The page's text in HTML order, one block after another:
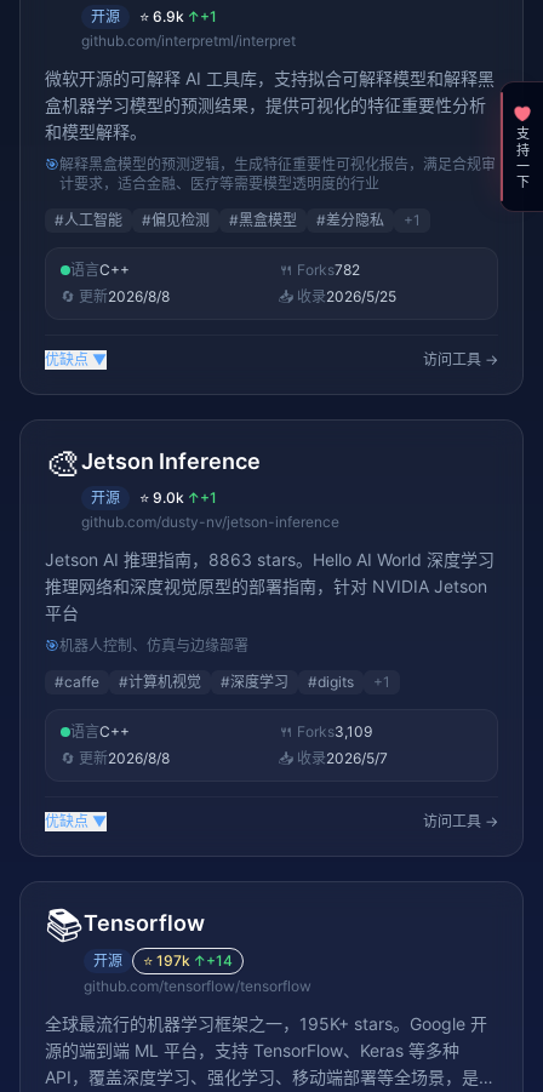
开源 ⭐ 6.9k ↑+1
github.com/interpretml/interpret
微软开源的可解释 AI 工具库，支持拟合可解释模型和解释黑
盒机器学习模型的预测结果，提供可视化的特征重要性分析
和模型解释。
🎯解释黑盒模型的预测逻辑，生成特征重要性可视化报告，满足合规审
计要求，适合金融、医疗等需要模型透明度的行业
#人工智能 #偏见检测 #黑盒模型 #差分隐私 +1
语言C++ 🍴 Forks782
🔄 更新2026/8/8 📥 收录2026/5/25
优缺点 ▼ 访问工具 →
🎨Jetson Inference
开源 ⭐ 9.0k ↑+1
github.com/dusty-nv/jetson-inference
Jetson AI 推理指南，8863 stars。Hello AI World 深度学习
推理网络和深度视觉原型的部署指南，针对 NVIDIA Jetson
平台
🎯机器人控制、仿真与边缘部署
#caffe #计算机视觉 #深度学习 #digits +1
语言C++ 🍴 Forks3,109
🔄 更新2026/8/8 📥 收录2026/5/7
优缺点 ▼ 访问工具 →
📚Tensorflow
开源 ⭐ 197k ↑+14
github.com/tensorflow/tensorflow
全球最流行的机器学习框架之一，195K+ stars。Google 开
源的端到端 ML 平台，支持 TensorFlow、Keras 等多种
API，覆盖深度学习、强化学习、移动端部署等全场景，是
支持一下